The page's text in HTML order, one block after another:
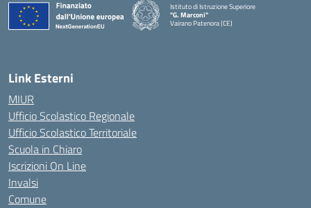
Istituto di Istruzione Superiore
"G. Marconi"
Vairano Patenora (CE)
Link Esterni
MIUR
Ufficio Scolastico Regionale
Ufficio Scolastico Territoriale
Scuola in Chiaro
Iscrizioni On Line
Invalsi
Comune